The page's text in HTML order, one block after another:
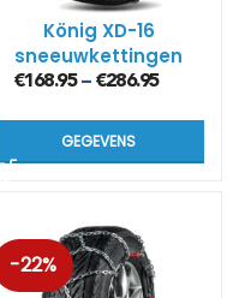
König XD-16
sneeuwkettingen
(16mm)
€168.95– €286.95
GEGEVENS
-22%